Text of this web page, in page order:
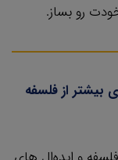
رو بساز.
بیشتر از فلسفه